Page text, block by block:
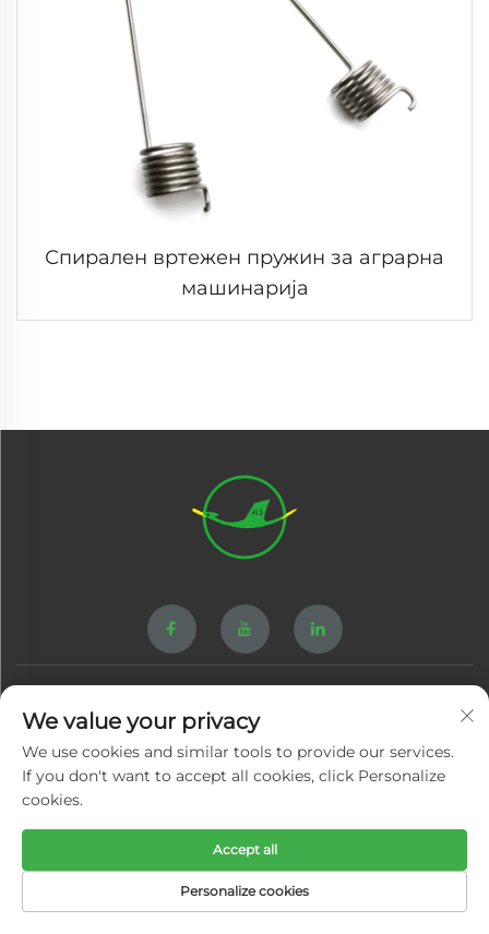
Спирален вртежен пружин за аграрна
машинарија
Брзи врски
Производи За Нас
We value your privacy
We use cookies and similar tools to provide our services.
If you don't want to accept all cookies, click Personalize
cookies.
Personalize cookies
Accept all